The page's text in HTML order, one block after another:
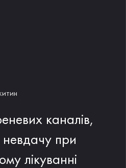
каналів,
при
лікуванні